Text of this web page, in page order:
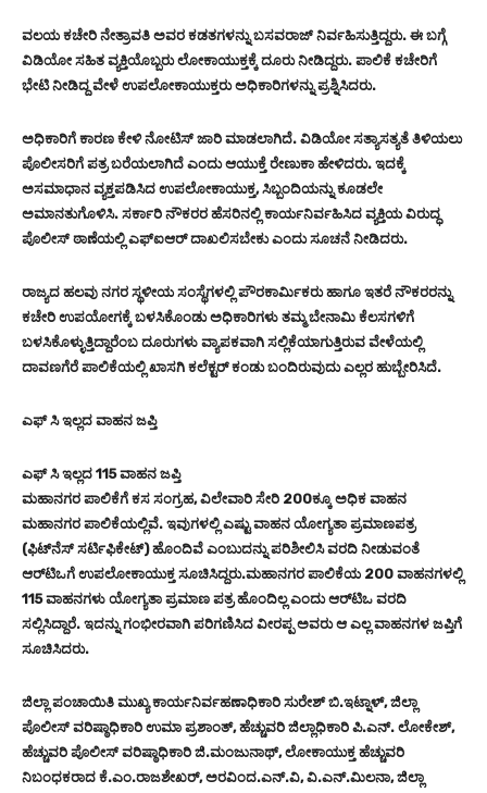
ವಲಯ ಕಚೇರಿ ನೇತ್ರಾವತಿ ಅವರ ಕಡತಗಳನ್ನು ಬಸವರಾಜ್‌ ನಿರ್ವಹಿಸುತ್ತಿದ್ದರು. ಈ ಬಗ್ಗೆ
ವಿಡಿಯೋ ಸಹಿತ ವ್ಯಕ್ತಿಯೊಬ್ಬರು ಲೋಕಾಯುಕ್ತಕ್ಕೆ ದೂರು ನೀಡಿದ್ದರು. ಪಾಲಿಕೆ ಕಚೇರಿಗೆ
ಭೇಟಿ ನೀಡಿದ್ದ ವೇಳೆ ಉಪಲೋಕಾಯುಕ್ತರು ಅಧಿಕಾರಿಗಳನ್ನು ಪ್ರಶ್ನಿಸಿದರು.
ಅಧಿಕಾರಿಗೆ ಕಾರಣ ಕೇಳಿ ನೋಟಿಸ್ ಜಾರಿ ಮಾಡಲಾಗಿದೆ. ವಿಡಿಯೋ ಸತ್ಯಾಸತ್ಯತೆ ತಿಳಿಯಲು
ಪೊಲೀಸರಿಗೆ ಪತ್ರ ಬರೆಯಲಾಗಿದೆ ಎಂದು ಆಯುಕ್ತೆ ರೇಣುಕಾ ಹೇಳಿದರು.‌ ಇದಕ್ಕೆ
ಅಸಮಾಧಾನ ವ್ಯಕ್ತಪಡಿಸಿದ ಉಪಲೋಕಾಯುಕ್ತ, ಸಿಬ್ಬಂದಿಯನ್ನು ಕೂಡಲೇ
ಅಮಾನತುಗೊಳಿಸಿ. ಸರ್ಕಾರಿ ನೌಕರರ ಹೆಸರಿನಲ್ಲಿ ಕಾರ್ಯನಿರ್ವಹಿಸಿದ ವ್ಯಕ್ತಿಯ ವಿರುದ್ಧ
ಪೊಲೀಸ್‌ ಠಾಣೆಯಲ್ಲಿ ಎಫ್‌ಐಆರ್‌ ದಾಖಲಿಸಬೇಕು ಎಂದು ಸೂಚನೆ ನೀಡಿದರು.
ರಾಜ್ಯದ ಹಲವು ನಗರ ಸ್ಥಳೀಯ ಸಂಸ್ಥೆಗಳಲ್ಲಿ ಪೌರಕಾರ್ಮಿಕರು ಹಾಗೂ ಇತರೆ ನೌಕರರನ್ನು
ಕಚೇರಿ ಉಪಯೋಗಕ್ಕೆ ಬಳಸಿಕೊಂಡು ಅಧಿಕಾರಿಗಳು ತಮ್ಮ ಬೇನಾಮಿ ಕೆಲಸಗಳಿಗೆ
ಬಳಸಿಕೊಳ್ಳುತ್ತಿದ್ದಾರೆಂಬ ದೂರುಗಳು ವ್ಯಾಪಕವಾಗಿ ಸಲ್ಲಿಕೆಯಾಗುತ್ತಿರುವ ವೇಳೆಯಲ್ಲಿ
ದಾವಣಗೆರೆ ಪಾಲಿಕೆಯಲ್ಲಿ ಖಾಸಗಿ ಕಲೆಕ್ಟರ್ ಕಂಡು ಬಂದಿರುವುದು ಎಲ್ಲರ ಹುಬ್ಬೇರಿಸಿದೆ.
ಎಫ್ ಸಿ ಇಲ್ಲದ ವಾಹನ ಜಪ್ತಿ
ಎಫ್ ಸಿ ಇಲ್ಲದ 115 ವಾಹನ ಜಪ್ತಿ
ಮಹಾನಗರ ಪಾಲಿಕೆಗೆ ಕಸ ಸಂಗ್ರಹ, ವಿಲೇವಾರಿ ಸೇರಿ 200ಕ್ಕೂ ಅಧಿಕ ವಾಹನ
ಮಹಾನಗರ ಪಾಲಿಕೆಯಲ್ಲಿವೆ. ಇವುಗಳಲ್ಲಿ ಎಷ್ಟು ವಾಹನ ಯೋಗ್ಯತಾ ಪ್ರಮಾಣಪತ್ರ
(ಫಿಟ್‌ನೆಸ್‌ ಸರ್ಟಿಫಿಕೇಟ್‌) ಹೊಂದಿವೆ ಎಂಬುದನ್ನು ಪರಿಶೀಲಿಸಿ ವರದಿ ನೀಡುವಂತೆ
ಆರ್‌ಟಿಒಗೆ ಉಪಲೋಕಾಯುಕ್ತ ಸೂಚಿಸಿದ್ದರು.ಮಹಾನಗರ ಪಾಲಿಕೆಯ 200 ವಾಹನಗಳಲ್ಲಿ
115 ವಾಹನಗಳು ಯೋಗ್ಯತಾ ಪ್ರಮಾಣ ಪತ್ರ ಹೊಂದಿಲ್ಲ ಎಂದು ಆರ್‌ಟಿಒ ವರದಿ
ಸಲ್ಲಿಸಿದ್ದಾರೆ. ಇದನ್ನು ಗಂಭೀರವಾಗಿ ಪರಿಗಣಿಸಿದ ವೀರಪ್ಪ ಅವರು ಆ ಎಲ್ಲ ವಾಹನಗಳ ಜಪ್ತಿಗೆ
ಸೂಚಿಸಿದರು.
ಜಿಲ್ಲಾ ಪಂಚಾಯಿತಿ ಮುಖ್ಯ ಕಾರ್ಯನಿರ್ವಹಣಾಧಿಕಾರಿ ಸುರೇಶ್ ಬಿ.ಇಟ್ನಾಳ್, ಜಿಲ್ಲಾ
ಪೊಲೀಸ್ ವರಿಷ್ಠಾಧಿಕಾರಿ ಉಮಾ ಪ್ರಶಾಂತ್, ಹೆಚ್ಚುವರಿ ಜಿಲ್ಲಾಧಿಕಾರಿ ಪಿ.ಎನ್. ಲೋಕೇಶ್,
ಹೆಚ್ಚುವರಿ ಪೊಲೀಸ್ ವರಿಷ್ಠಾಧಿಕಾರಿ ಜಿ.ಮಂಜುನಾಥ್, ಲೋಕಾಯುಕ್ತ ಹೆಚ್ಚುವರಿ
ನಿಬಂಧಕರಾದ ಕೆ.ಎಂ.ರಾಜಶೇಖರ್, ಅರವಿಂದ.ಎನ್.ವಿ, ವಿ.ಎನ್.ಮಿಲನಾ, ಜಿಲ್ಲಾ